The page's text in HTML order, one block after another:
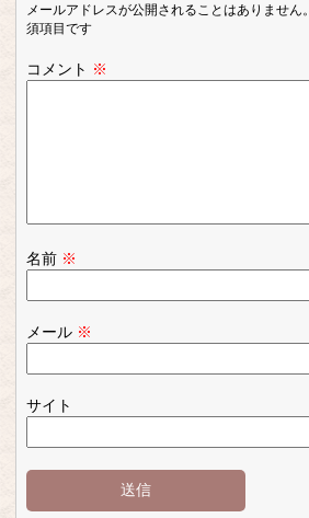
メールアドレスが公開されることはありません。
須項目です
コメント ※
名前 ※
メール ※
サイト